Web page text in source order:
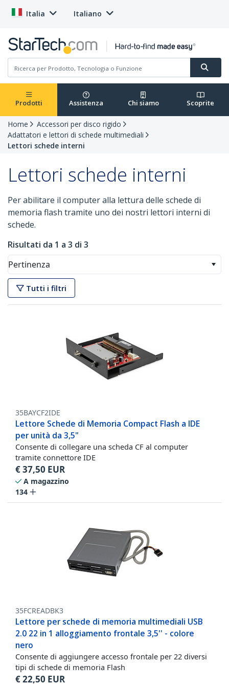
Italia Italiano
Prodotti Assistenza Chi siamo Scoprite
Home
Accessori per disco rigido
Adattatori e lettori di schede multimediali
Lettori schede interni
Lettori schede interni
Per abilitare il computer alla lettura delle schede di
memoria flash tramite uno dei nostri lettori interni di
schede.
Risultati da 1 a 3 di 3
Pertinenza
Tutti i filtri
35BAYCF2IDE
Lettore Schede di Memoria Compact Flash a IDE
per unità da 3,5"
Consente di collegare una scheda CF al computer
tramite connettore IDE
€37,50 EUR
A magazzino
134
35FCREADBK3
Lettore per schede di memoria multimediali USB
2.0 22 in 1 alloggiamento frontale 3,5'' - colore
nero
Consente di aggiungere accesso frontale per 22 diversi
tipi di schede di memoria Flash
€22,50 EUR